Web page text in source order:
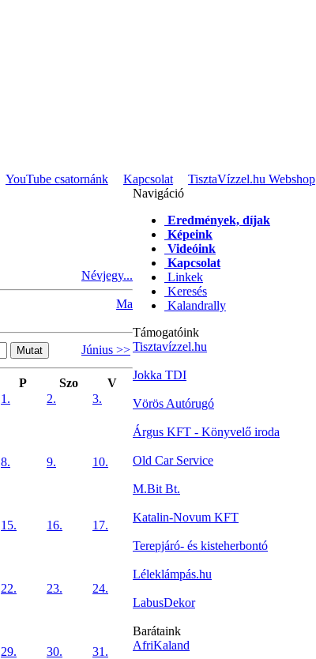
YouTube csatornánk Kapcsolat TisztaVízzel.hu Webshop
Névjegy...
Ma
Június >>
P Szo V
1. 2. 3.
8. 9. 10.
15. 16. 17.
22. 23. 24.
29. 30. 31.
Navigáció
Eredmények, díjak
Képeink
Videóink
Kapcsolat
Linkek
Keresés
Kalandrally
Támogatóink
Tisztavízzel.hu
Jokka TDI
Vörös Autórugó
Árgus KFT - Könyvelő iroda
Old Car Service
M.Bit Bt.
Katalin-Novum KFT
Terepjáró- és kisteherbontó
Léleklámpás.hu
LabusDekor
Barátaink
AfriKaland